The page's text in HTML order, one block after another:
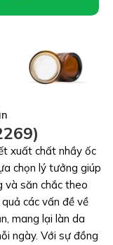
xuất chất nhầy ốc
chọn lý tưởng giúp
và săn chắc theo
các vấn đề về
mang lại làn da
ngày. Với sự đồng